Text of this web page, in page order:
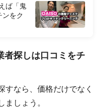
ば「鬼
をク
者探しは口コミをチ
すなら、価格だけでなく
ましょう。